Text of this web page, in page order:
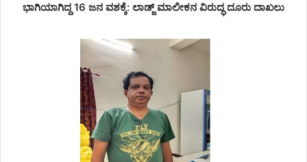
ಭಾಗಿಯಾಗಿದ್ದ 16 ಜನ ವಶಕ್ಕೆ: ಲಾಡ್ಜ್ ಮಾಲೀಕನ ವಿರುದ್ಧ ದೂರು ದಾಖಲು